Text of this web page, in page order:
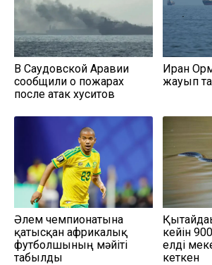
В Саудовской Аравии
сообщили о пожарах
после атак хуситов
Иран
жауып
Әлем чемпионатына
қатысқан африкалық
футболшының мәйіті
табылды
кейін
елді
кеткен